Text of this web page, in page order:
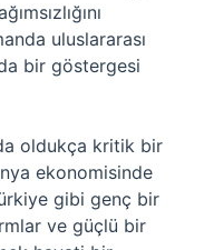
uluslararası
bir göstergesi
oldukça kritik bir
ekonomisinde
gibi genç bir
ve güçlü bir